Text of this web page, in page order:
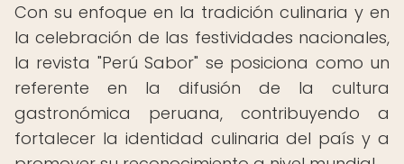
Con su enfoque en la tradición culinaria y en
la celebración de las festividades nacionales,
la revista "Perú Sabor" se posiciona como un
referente en la difusión de la cultura
gastronómica peruana, contribuyendo a
fortalecer la identidad culinaria del país y a